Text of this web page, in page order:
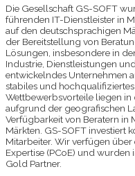
Die Gesellschaft GS-SOFT
führenden IT-Dienstleister in
auf den deutschsprachigen
der Bereitstellung von
Lösungen, insbesondere in
Industrie, Dienstleistungen
entwickelndes Unternehmen
stabiles und
Wettbewerbsvorteile liegen
aufgrund der geografischen
Verfügbarkeit von Beratern
Märkten. GS-SOFT investiert
Mitarbeiter. Wir verfügen über
Expertise (PCoE) und wurden
Gold Partner.